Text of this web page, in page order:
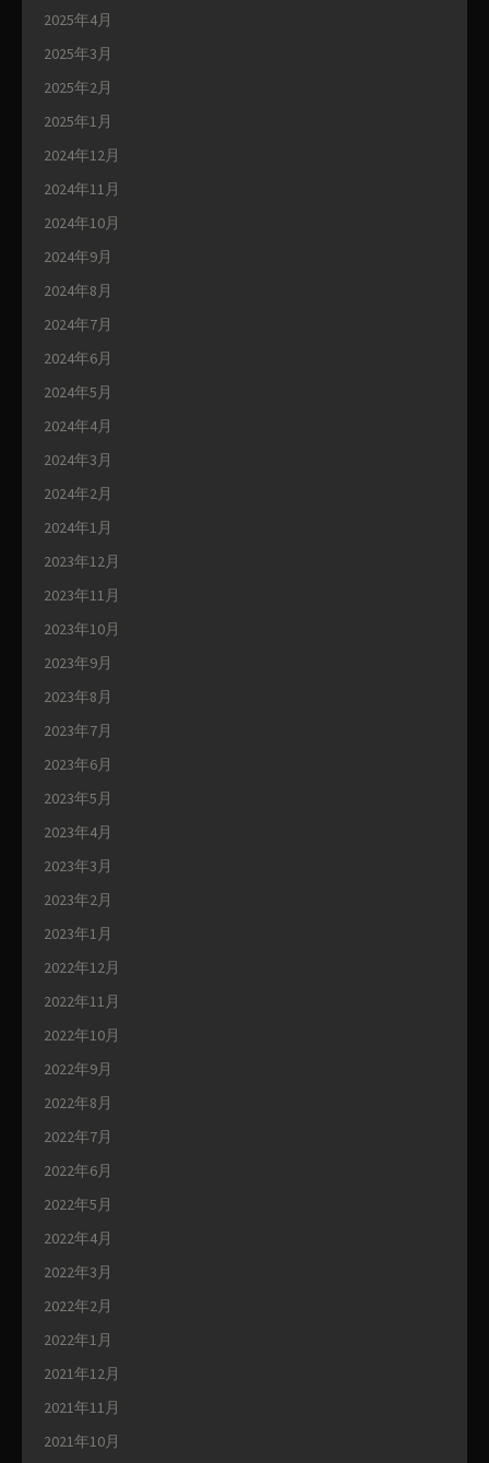
2025年4月
2025年3月
2025年2月
2025年1月
2024年12月
2024年11月
2024年10月
2024年9月
2024年8月
2024年7月
2024年6月
2024年5月
2024年4月
2024年3月
2024年2月
2024年1月
2023年12月
2023年11月
2023年10月
2023年9月
2023年8月
2023年7月
2023年6月
2023年5月
2023年4月
2023年3月
2023年2月
2023年1月
2022年12月
2022年11月
2022年10月
2022年9月
2022年8月
2022年7月
2022年6月
2022年5月
2022年4月
2022年3月
2022年2月
2022年1月
2021年12月
2021年11月
2021年10月